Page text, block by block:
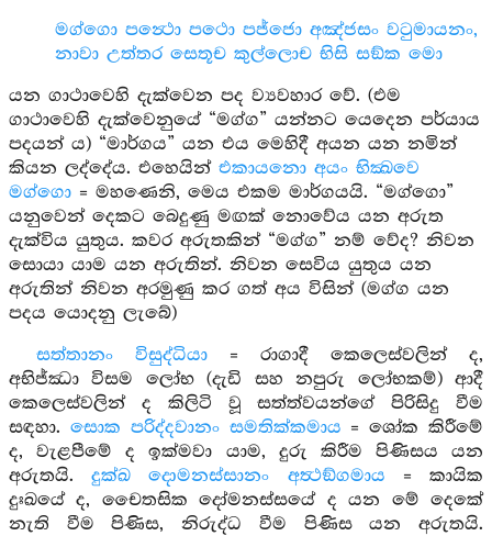
මග්ගො පන්‍ථො පථො පජ්ජො අඤ්ජසං වටුමායනං,
නාවා උත්තර සෙතූච කුල්ලොච භිසි සඞ්ක මො
යන ගාථාවෙහි දැක්වෙන පද ව්‍යවහාර වේ. (එම
ගාථාවෙහි දැක්වෙනුයේ “මග්ග” යන්නට යෙදෙන පර්යාය
පදයන් ය) “මාර්ගය” යන එය මෙහිදී අයන යන නමින්
කියන ලද්දේය. එහෙයින් එකායනො අයං භික්‍ඛවෙ
මග්ගො = මහණෙනි, මෙය එකම මාර්ගයයි. “මග්ගො”
යනුවෙන් දෙකට බෙදුණු මඟක් නොවේය යන අරුත
දැක්විය යුතුය. කවර අරුතකින් “මග්ග” නම් වේද? නිවන
සොයා යාම යන අරුතින්. නිවන සෙවිය යුතුය යන
අරුතින් නිවන අරමුණු කර ගත් අය විසින් (මග්ග යන
පදය යොදනු ලැබේ)
සත්තානං විසුද්ධියා= රාගාදී කෙලෙස්වලින් ද,
අභිජ්ඣා විසම ලෝභ (දැඩි සහ නපුරු ලෝභකම්) ආදී
කෙලෙස්වලින් ද කිලිටි වූ සත්ත්වයන්ගේ පිරිසිදු වීම
සඳහා. සොක පරිද්දවානං සමතික්කමාය = ශෝක කිරීමේ
ද, වැළපීමේ ද ඉක්මවා යාම, දුරු කිරීම පිණිසය යන
අරුතයි.දුක්ඛ දොමනස්සානං අත්‍ථඞ්ගමාය = කායික
දුඃඛයේ ද, චෛතසික දෝමනස්සයේ ද යන මේ දෙකේ
නැති වීම පිණිස, නිරුද්ධ වීම පිණිස යන අරුතයි.